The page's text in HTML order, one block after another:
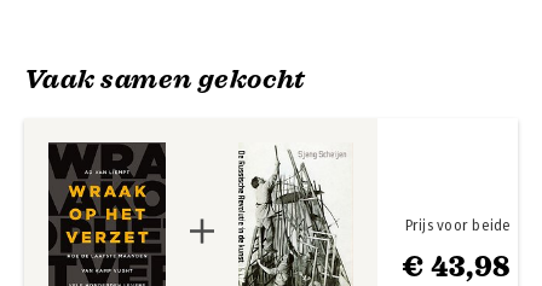
Vaak samen gekocht
€ 43,98
Prijs voor beide